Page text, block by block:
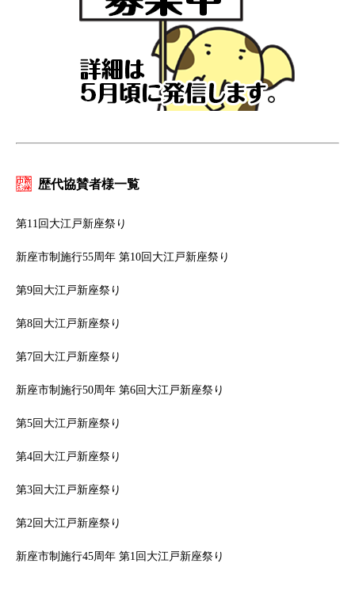
歴代協賛者様一覧
第11回大江戸新座祭り
新座市制施行55周年 第10回大江戸新座祭り
第9回大江戸新座祭り
第8回大江戸新座祭り
第7回大江戸新座祭り
新座市制施行50周年 第6回大江戸新座祭り
第5回大江戸新座祭り
第4回大江戸新座祭り
第3回大江戸新座祭り
第2回大江戸新座祭り
新座市制施行45周年 第1回大江戸新座祭り